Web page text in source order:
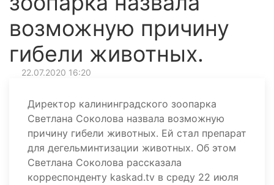
возможную причину
гибели животных.
22.07.2020 16:20
Директор калининградского зоопарка
Светлана Соколова назвала возможную
причину гибели животных. Ей стал препарат
для дегельминтизации животных. Об этом
Светлана Соколова рассказала
корреспонденту kaskad.tv в среду 22 июля